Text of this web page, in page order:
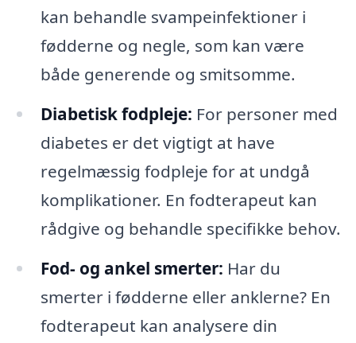
kan behandle svampeinfektioner i
fødderne og negle, som kan være
både generende og smitsomme.
Diabetisk fodpleje: For personer med
diabetes er det vigtigt at have
regelmæssig fodpleje for at undgå
komplikationer. En fodterapeut kan
rådgive og behandle specifikke behov.
Fod- og ankel smerter: Har du
smerter i fødderne eller anklerne? En
fodterapeut kan analysere din